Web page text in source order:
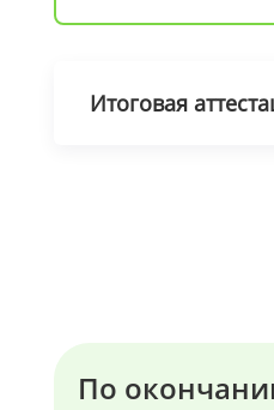
Итоговая
По